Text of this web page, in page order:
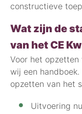
constructieve
Wat zijn de
van het CE
Voor het
wij een
opzetten van het
Uitvoering